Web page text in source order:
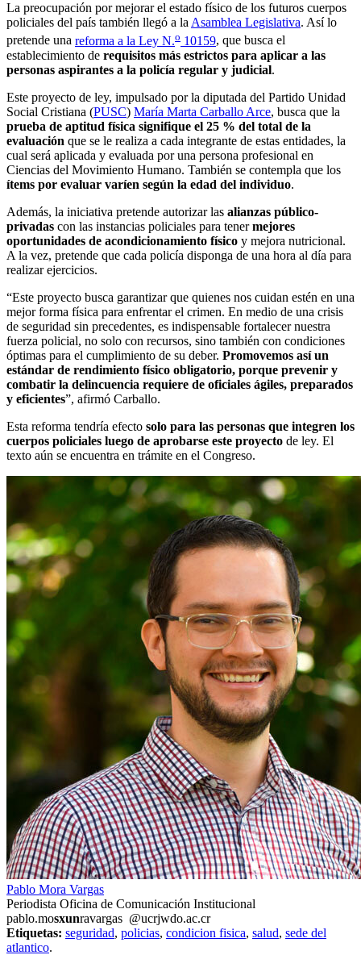
La preocupación por mejorar el estado físico de los futuros cuerpos
policiales del país también llegó a la Asamblea Legislativa. Así lo
pretende una reforma a la Ley N.o 10159, que busca el
establecimiento de requisitos más estrictos para aplicar a las
personas aspirantes a la policía regular y judicial.
Este proyecto de ley, impulsado por la diputada del Partido Unidad
Social Cristiana (PUSC) María Marta Carballo Arce, busca que la
prueba de aptitud física signifique el 25 % del total de la
evaluación que se le realiza a cada integrante de estas entidades, la
cual será aplicada y evaluada por una persona profesional en
Ciencias del Movimiento Humano. También se contempla que los
ítems por evaluar varíen según la edad del individuo.
Además, la iniciativa pretende autorizar las alianzas público-
privadas con las instancias policiales para tenermejores
oportunidades de acondicionamiento físico y mejora nutricional.
A la vez, pretende que cada policía disponga de una hora al día para
realizar ejercicios.
“Este proyecto busca garantizar que quienes nos cuidan estén en una
mejor forma física para enfrentar el crimen. En medio de una crisis
de seguridad sin precedentes, es indispensable fortalecer nuestra
fuerza policial, no solo con recursos, sino también con condiciones
óptimas para el cumplimiento de su deber. Promovemos así un
estándar de rendimiento físico obligatorio, porque prevenir y
combatir la delincuencia requiere de oficiales ágiles, preparados
y eficientes”, afirmó Carballo.
Esta reforma tendría efecto solo para las personas que integren los
cuerpos policiales luego de aprobarse este proyecto de ley. El
texto aún se encuentra en trámite en el Congreso.
Pablo Mora Vargas
Periodista Oficina de Comunicación Institucional
pablo.mosxunravargas @ucrjwdo.ac.cr
Etiquetas: seguridad, policias, condicion fisica, salud, sede del
atlantico.